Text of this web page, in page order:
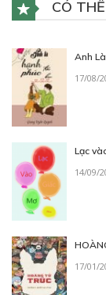
CÓ
Anh
17/08/
Lạc
14/09/
17/01/